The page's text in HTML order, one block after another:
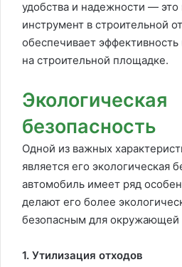
удобства и надежности —
инструмент в строительной
обеспечивает эффективность
на строительной площадке.
Экологическая
безопасность
Одной из важных
является его экологическая
автомобиль имеет ряд
делают его более
безопасным для окружающей
1. Утилизация отходов